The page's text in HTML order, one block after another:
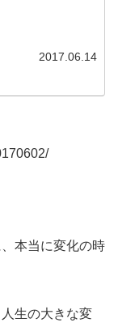
2017.06.14
本当に変化の時
生の大きな変